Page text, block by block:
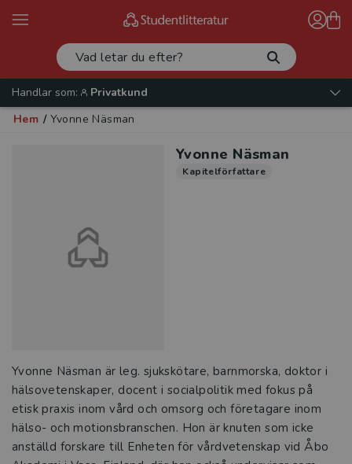
Handlar som:
Privatkund
Hem / Yvonne Näsman
Yvonne Näsman
Kapitelförfattare
Yvonne Näsman är leg. sjukskötare, barnmorska, doktor i
hälsovetenskaper, docent i socialpolitik med fokus på
etisk praxis inom vård och omsorg och företagare inom
hälso- och motionsbranschen. Hon är knuten som icke
anställd forskare till Enheten för vårdvetenskap vid Åbo